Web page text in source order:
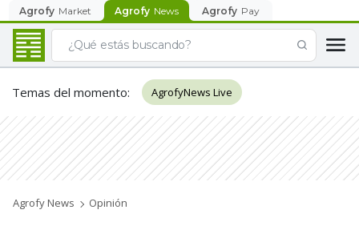
Agrofy Market Agrofy News Agrofy Pay
Temas del momento: AgrofyNews Live
Agrofy News Opinión